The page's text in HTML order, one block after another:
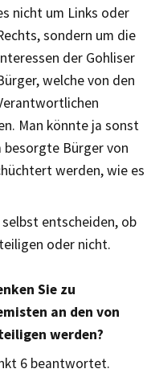
nicht um Links oder
sondern um die
der Gohliser
welche von den
Man könnte ja sonst
besorgte Bürger von
werden, wie es
selbst entscheiden, ob
oder nicht.
Sie zu
an den von
werden?
6 beantwortet.